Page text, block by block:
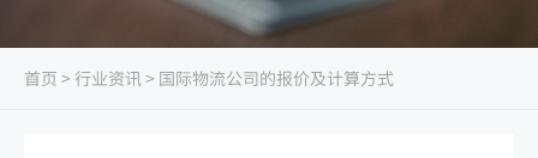
首页 > 行业资讯> 国际物流公司的报价及计算方式